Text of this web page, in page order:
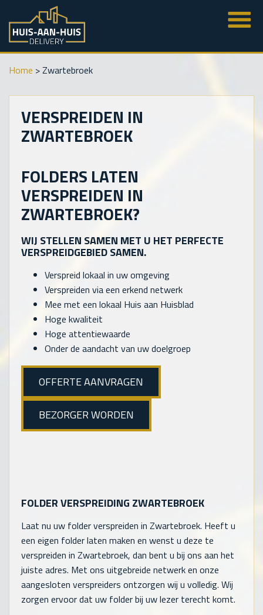
Home >Zwartebroek
VERSPREIDEN IN
ZWARTEBROEK
FOLDERS LATEN
VERSPREIDEN IN
ZWARTEBROEK?
WIJ STELLEN SAMEN MET U HET PERFECTE
VERSPREIDGEBIED SAMEN.
Verspreid lokaal in uw omgeving
Verspreiden via een erkend netwerk
Mee met een lokaal Huis aan Huisblad
Hoge kwaliteit
Hoge attentiewaarde
Onder de aandacht van uw doelgroep
OFFERTE AANVRAGEN
BEZORGER WORDEN
FOLDER VERSPREIDING ZWARTEBROEK
Laat nu uw folder verspreiden in Zwartebroek. Heeft u
een eigen folder laten maken en wenst u deze te
verspreiden in Zwartebroek, dan bent u bij ons aan het
juiste adres. Met ons uitgebreide netwerk en onze
aangesloten verspreiders ontzorgen wij u volledig. Wij
zorgen ervoor dat uw folder bij uw lezer terecht komt.